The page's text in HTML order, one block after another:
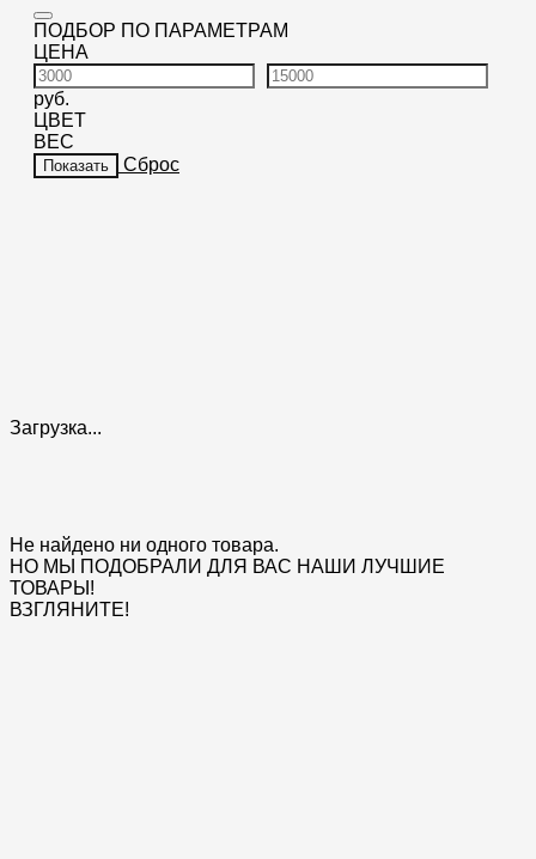
ПОДБОР ПО ПАРАМЕТРАМ
ЦЕНА
руб.
ЦВЕТ
ВЕС
Сброс
Загрузка...
Не найдено ни одного товара.
НО МЫ ПОДОБРАЛИ ДЛЯ ВАС НАШИ ЛУЧШИЕ
ТОВАРЫ!
ВЗГЛЯНИТЕ!